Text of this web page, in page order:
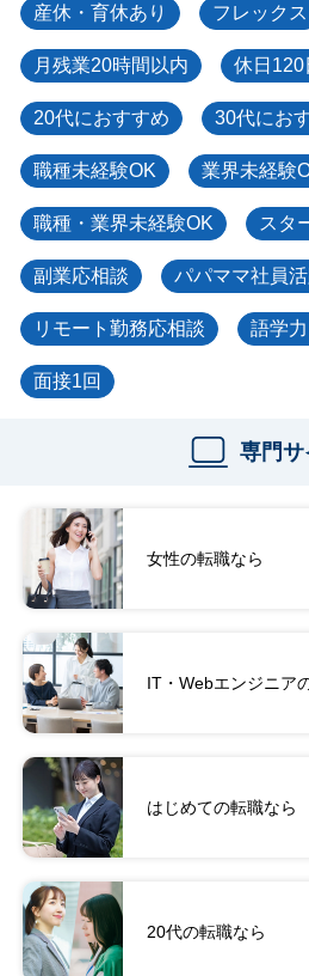
産休・育休あり フレックス
月残業20時間以内 休日120
20代におすすめ 30代にお
職種未経験OK 業界未経験
職種・業界未経験OK スタ
副業応相談 パパママ社員
リモート勤務応相談 語学
面接1回
専門サ
女性の転職なら
IT・Webエンジニア
はじめての転職なら
20代の転職なら